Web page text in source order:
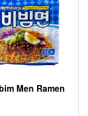
Men Ramen